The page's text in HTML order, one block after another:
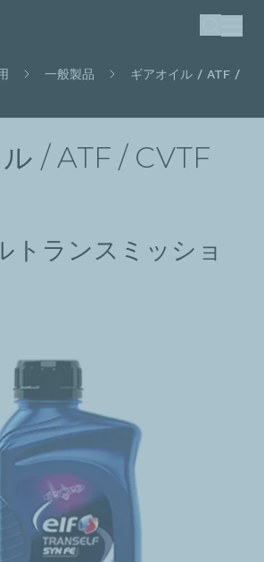
ン
ン
動
検索
一般製品
ギアオイル / ATF /
/ ATF / CVTF
トランスミッショ